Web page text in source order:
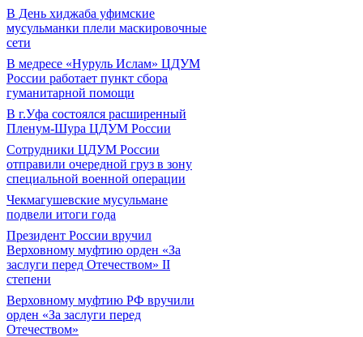
В День хиджаба уфимские
мусульманки плели маскировочные
сети
В медресе «Нуруль Ислам» ЦДУМ
России работает пункт сбора
гуманитарной помощи
В г.Уфа состоялся расширенный
Пленум-Шура ЦДУМ России
Сотрудники ЦДУМ России
отправили очередной груз в зону
специальной военной операции
Чекмагушевские мусульмане
подвели итоги года
Президент России вручил
Верховному муфтию орден «За
заслуги перед Отечеством» II
степени
Верховному муфтию РФ вручили
орден «За заслуги перед
Отечеством»